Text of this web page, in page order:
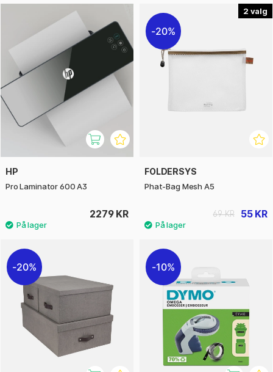
HP
Pro Laminator 600 A3
2279 KR
2
20%
FOLDERSYS
Phat-Bag Mesh A5
55 KR
69 KR
20% 10%